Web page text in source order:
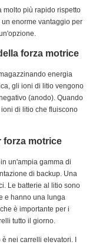
molto più rapido rispetto
enorme vantaggio per
forza motrice
energia
gli ioni di litio vengono
(anodo). Quando
di litio che fluiscono
forza motrice
un'ampia gamma di
di backup. Una
Le batterie al litio sono
e hanno una lunga
è importante per i
tutto il giorno.
nei carrelli elevatori. I